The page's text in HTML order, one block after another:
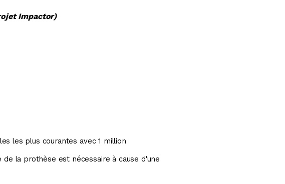
Impactor)
les plus courantes avec 1 million
la prothèse est nécessaire à cause d'une